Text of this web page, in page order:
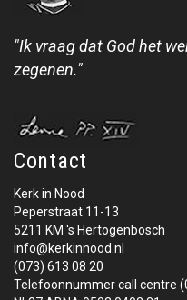
"Ik vraag dat God het
zegenen."
Contact
Kerk in Nood
Peperstraat 11-13
5211 KM 's Hertogenbosch
info@kerkinnood.nl
(073) 613 08 20
Telefoonnummer call centre